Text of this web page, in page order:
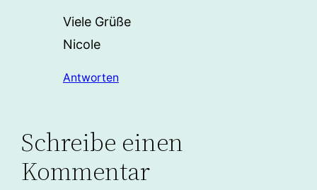
Viele Grüße
Nicole
Antworten
Schreibe einen
Kommentar